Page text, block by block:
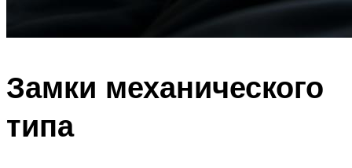
Замки механического
типа